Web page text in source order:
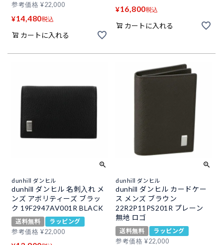
参考価格 ¥22,000
¥14,480税込
カートに入れる
¥16,800税込
カートに入れる
dunhill ダンヒル
dunhill ダンヒル 名刺入れ メ
ンズ アボリティーズ ブラッ
ク 19F2947AV001R BLACK
送料無料
ラッピング
参考価格 ¥22,000
dunhill ダンヒル
dunhill ダンヒル カードケー
ス メンズ ブラウン
22R2P11PS201R プレーン
無地 ロゴ
送料無料
ラッピング
参考価格 ¥22,000